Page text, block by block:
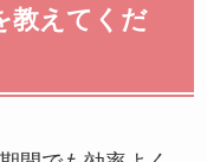
教えてくだ